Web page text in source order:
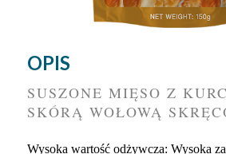
OPIS
SUSZONE MIĘSO Z
SKÓRĄ WOŁOWĄ
Wysoka wartość odżywcza: Wysoka